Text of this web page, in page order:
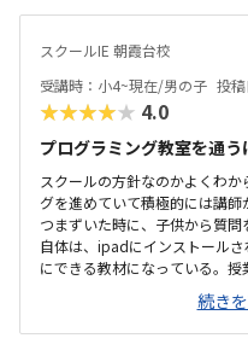
はとても説明がわかりやすく
スクールIE 朝霞台校
受講時：小4~現在/男の子 投
★★★★★ 4.0
プログラミング教室を通
スクールの方針なのかよくわ
グを進めていて積極的には講師
つまずいた時に、子供から質
自体は、ipadにインストール
にできる教材になっている。
ないので子供の話だが、積極
プログラミングで作ったもの
いみたい。駅からは徒歩です
続き